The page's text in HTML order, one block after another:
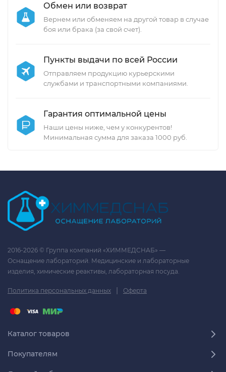
Обмен или возврат
Вернем или обменяем на другой товар в случае
боя или брака (за свой счет).
Пункты выдачи по всей России
Отправляем продукцию курьерскими
службами и транспортными компаниями.
Гарантия оптимальной цены
Наши цены ниже, чем у конкурентов!
Минимальная сумма для заказа 1000 руб.
2016-2026 © Группа компаний «ХИММЕДСНАБ» —
Оснащение лабораторий. Медицинские и лабораторные
изделия, химические реактивы, лабораторная посуда.
Политика персональных данных | Оферта
Каталог товаров
Покупателям